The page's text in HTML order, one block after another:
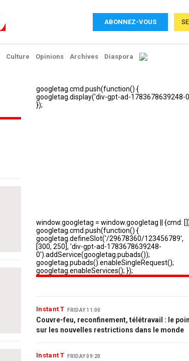
ABONNEZ-VOUS
Culture Opinions Archives Diaspora
Instant T FRIDAY 11:00
Couvre-feu, reconfinement, télétravail : le
sur les nouvelles restrictions dans le monde
Instant T FRIDAY 09:20